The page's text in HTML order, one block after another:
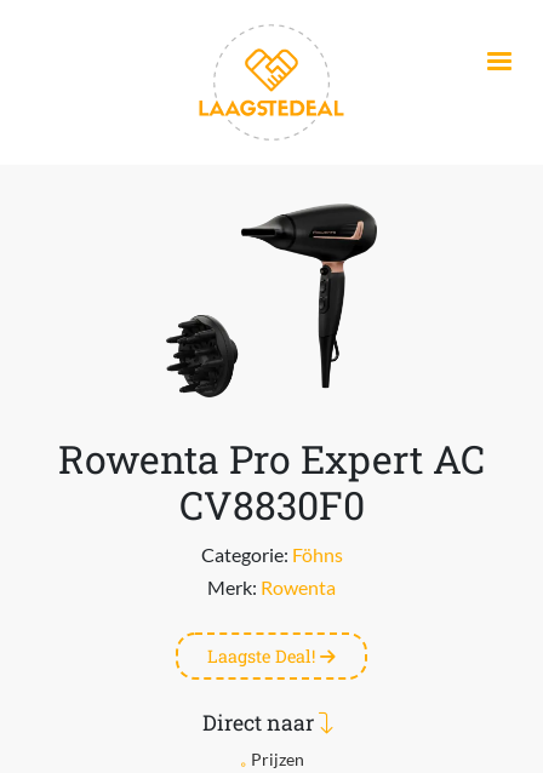
Rowenta Pro Expert AC
CV8830F0
Categorie: Föhns
Merk: Rowenta
Laagste Deal!
Direct naar
Prijzen